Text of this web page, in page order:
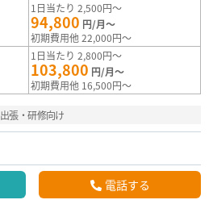
1日当たり 2,500円～
94,800 円/月～
初期費用他 22,000円～
1日当たり 2,800円～
103,800 円/月～
初期費用他 16,500円～
出張・研修向け
電話する